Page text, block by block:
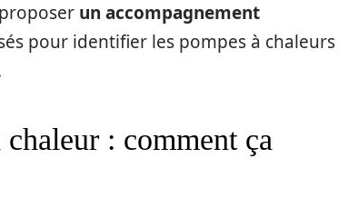
un accompagnement
pour identifier les pompes à chaleurs
: comment ça